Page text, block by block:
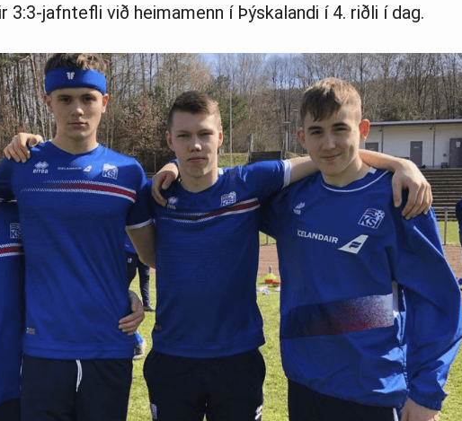
3:3-jafn­tefli við heima­menn í Þýskalandi í 4. riðli í dag.